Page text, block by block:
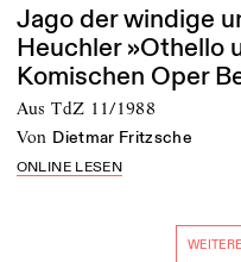
Jago der windige
Heuchler »Othello
Komischen Oper
Aus TdZ 11/1988
von Dietmar Fritzsche
ONLINE LESEN